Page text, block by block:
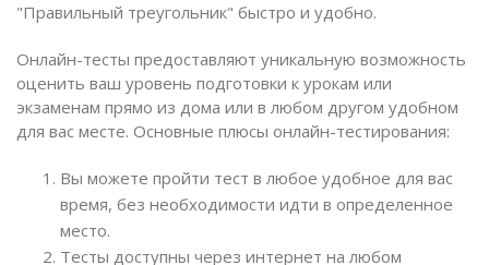
"Правильный треугольник" быстро и удобно.
Онлайн-тесты предоставляют уникальную возможность
оценить ваш уровень подготовки к урокам или
экзаменам прямо из дома или в любом другом удобном
для вас месте. Основные плюсы онлайн-тестирования:
Вы можете пройти тест в любое удобное для вас
время, без необходимости идти в определенное
место.
Тесты доступны через интернет на любом